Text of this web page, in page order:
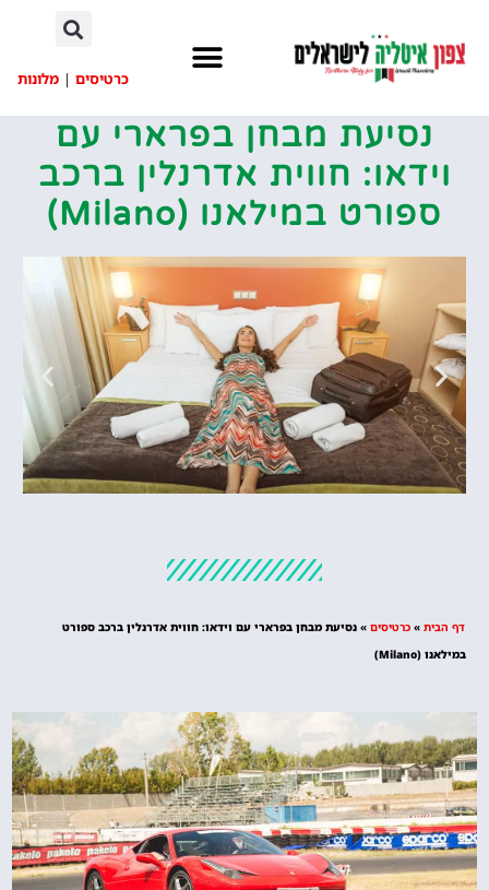
כרטיסים | מלונות
נסיעת מבחן בפרארי עם
וידאו: חווית אדרנלין ברכב
ספורט במילאנו (Milano)
מציאת מלון
דף הבית » כרטיסים » נסיעת מבחן בפרארי עם וידאו: חווית אדרנלין ברכב ספורט
במילאנו (Milano)